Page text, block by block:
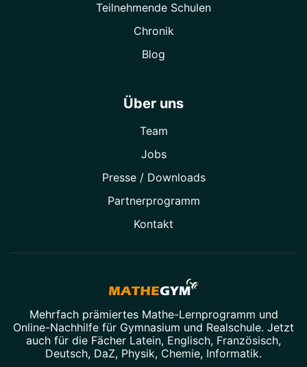
Teilnehmende Schulen
Chronik
Blog
Über uns
Team
Jobs
Presse / Downloads
Partner­programm
Kontakt
Mehrfach prämiertes Mathe-Lernprogramm und
Online-Nachhilfe für Gymnasium und Realschule. Jetzt
auch für die Fächer Latein, Englisch, Französisch,
Deutsch, DaZ, Physik, Chemie, Informatik.